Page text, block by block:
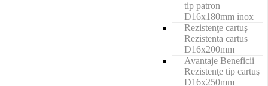
tip patron
D16x180mm inox
Rezistenţe cartuş
Rezistenta cartus
D16x200mm
Avantaje Beneficii
Rezistenţe tip cartuş
D16x250mm